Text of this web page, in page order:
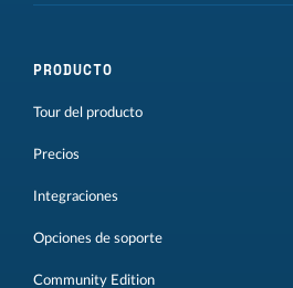
PRODUCTO
Tour del producto
Precios
Integraciones
Opciones de soporte
Community Edition